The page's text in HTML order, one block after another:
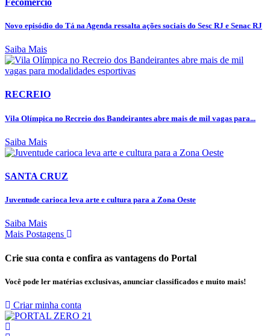
Novo episódio do Tá na Agenda ressalta ações sociais do Sesc RJ e Senac RJ
Saiba Mais
RECREIO
Vila Olímpica no Recreio dos Bandeirantes abre mais de mil vagas para...
Saiba Mais
SANTA CRUZ
Juventude carioca leva arte e cultura para a Zona Oeste
Saiba Mais
Mais Postagens
Crie sua conta e confira as vantagens do Portal
Você pode ler matérias exclusivas, anunciar classificados e muito mais!
Criar minha conta